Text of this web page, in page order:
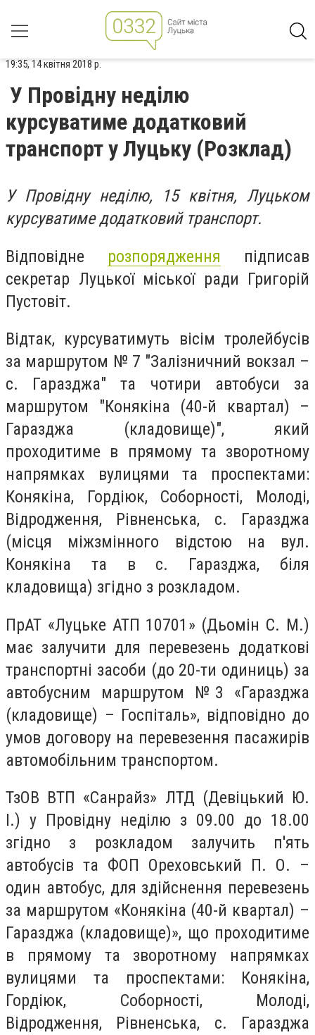
19:35, 14 квітня 2018 р.
У Провідну неділю
курсуватиме додатковий
транспорт у Луцьку (Розклад)
У Провідну неділю, 15 квітня, Луцьком
курсуватиме додатковий транспорт.
Відповідне розпорядження підписав
секретар Луцької міської ради Григорій
Пустовіт.
Відтак, курсуватимуть вісім тролейбусів
за маршрутом № 7 "Залізничний вокзал –
с. Гаразджа" та чотири автобуси за
маршрутом "Конякіна (40-й квартал) –
Гаразджа (кладовище)", який
проходитиме в прямому та зворотному
напрямках вулицями та проспектами:
Конякіна, Гордіюк, Соборності, Молоді,
Відродження, Рівненська, с. Гаразджа
(місця міжзмінного відстою на вул.
Конякіна та в с. Гаразджа, біля
кладовища) згідно з розкладом.
ПрАТ «Луцьке АТП 10701» (Дьомін С. М.)
має залучити для перевезень додаткові
транспортні засоби (до 20-ти одиниць) за
автобусним маршрутом №3 «Гаразджа
(кладовище) – Госпіталь», відповідно до
умов договору на перевезення пасажирів
автомобільним транспортом.
ТзОВ ВТП «Санрайз» ЛТД (Девіцький Ю.
І.) у Провідну неділю з 09.00 до 18.00
згідно з розкладом залучить п'ять
автобусів та ФОП Ореховський П. О. –
один автобус, для здійснення перевезень
за маршрутом «Конякіна (40-й квартал) –
Гаразджа (кладовище)», що проходитиме
в прямому та зворотному напрямках
вулицями та проспектами: Конякіна,
Гордіюк, Соборності, Молоді,
Відродження, Рівненська, с. Гаразджа